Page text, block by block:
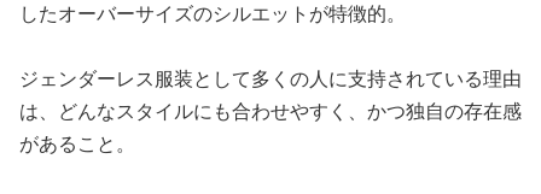
したオーバーサイズのシルエットが特徴的。
ジェンダーレス服装として多くの人に支持されている理由
は、どんなスタイルにも合わせやすく、かつ独自の存在感
があること。